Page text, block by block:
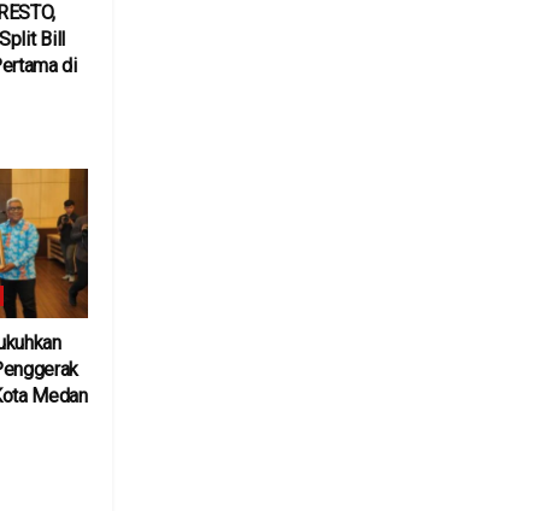
Bill
di
Medan